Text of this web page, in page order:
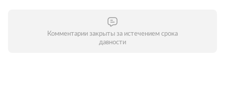
Комментарии закрыты за истечением срока
давности